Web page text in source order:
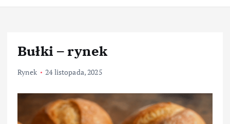
n
Bułki – rynek
Rynek 24 listopada, 2025